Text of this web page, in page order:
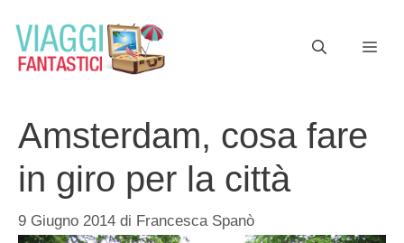
contenuto
Amsterdam, cosa fare
in giro per la città
9 Giugno 2014 di Francesca Spanò